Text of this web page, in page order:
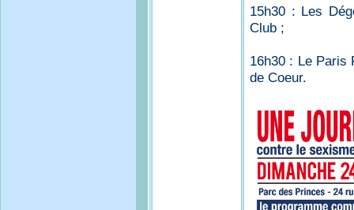
15h30 : Les
Club ;
16h30 : Le Paris
de Coeur.